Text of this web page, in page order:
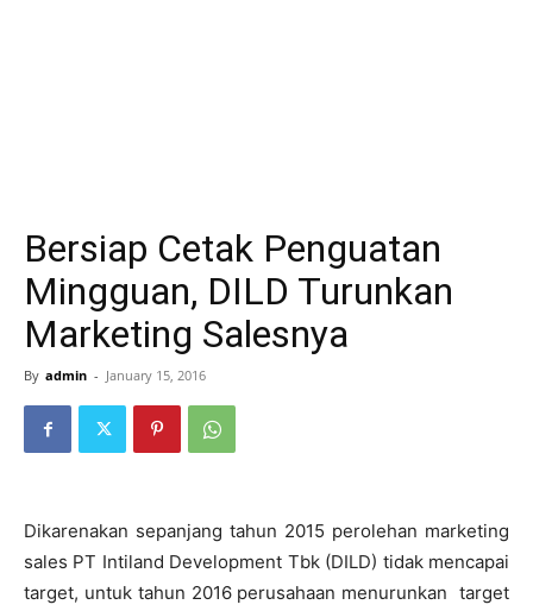
Bersiap Cetak Penguatan
Mingguan, DILD Turunkan
Marketing Salesnya
By admin - January 15, 2016
Dikarenakan sepanjang tahun 2015 perolehan marketing
sales PT Intiland Development Tbk (DILD) tidak mencapai
target, untuk tahun 2016 perusahaan menurunkan target